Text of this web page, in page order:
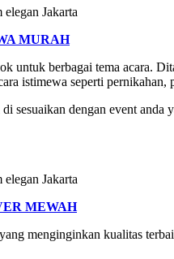
MURAH
untuk berbagai tema acara.
istimewa seperti pernikahan,
sesuaikan dengan event anda
MEWAH
menginginkan kualitas